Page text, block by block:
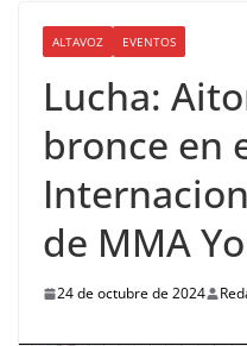
ALTAVOZ EVENTOS
Lucha:
bronce en
de MMA
24 de octubre de 2024